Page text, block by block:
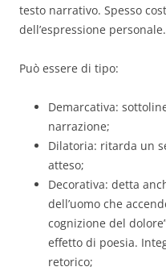
testo narrativo. Spesso
dell’espressione personale.
Può essere di tipo:
Demarcativa:
narrazione;
Dilatoria: ritarda un
atteso;
Decorativa: detta
dell’uomo che
cognizione del
effetto di poesia.
retorico;